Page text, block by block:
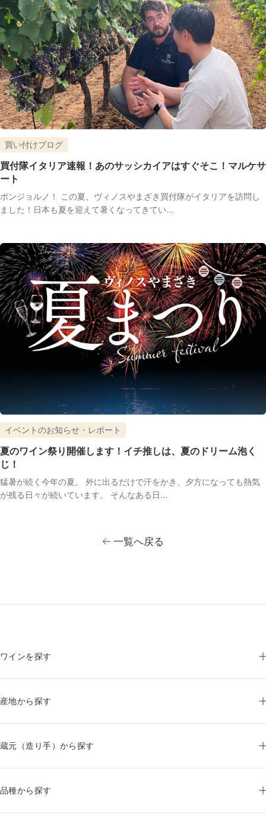
買い付けブログ
買付隊イタリア速報！あのサッシカイアはすぐそこ！マルケサ
ート
ボンジョルノ！ この夏、ヴィノスやまざき買付隊がイタリアを訪問し
ました！日本も夏を迎えて暑くなってきてい...
イベントのお知らせ・レポート
夏のワイン祭り開催します！イチ推しは、夏のドリーム泡く
じ！
猛暑が続く今年の夏。 外に出るだけで汗をかき、夕方になっても熱気
が残る日々が続いています。 そんなある日...
一覧へ戻る
ワインを探す
産地から探す
蔵元（造り手）から探す
品種から探す